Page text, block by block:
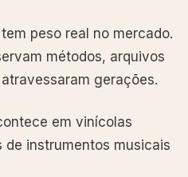
peso real no mercado.
métodos, arquivos
gerações.
em vinícolas
instrumentos musicais